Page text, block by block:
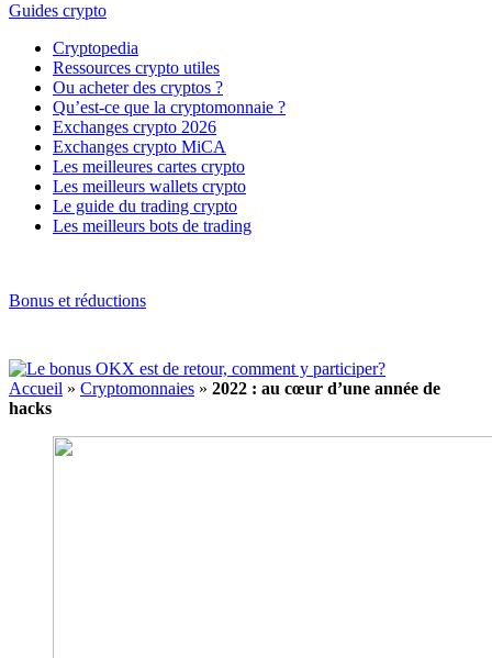
Guides crypto
Cryptopedia
Ressources crypto utiles
Ou acheter des cryptos ?
Qu’est-ce que la cryptomonnaie ?
Exchanges crypto 2026
Exchanges crypto MiCA
Les meilleures cartes crypto
Les meilleurs wallets crypto
Le guide du trading crypto
Les meilleurs bots de trading
Bonus et réductions
Accueil » Cryptomonnaies » 2022 : au cœur d’une année de
hacks